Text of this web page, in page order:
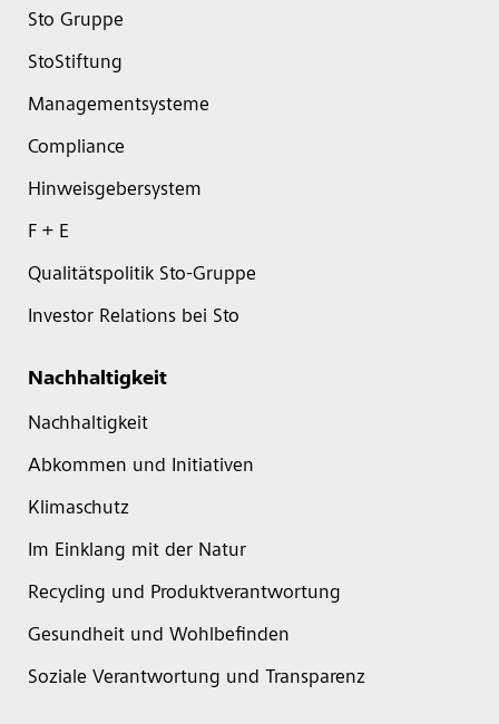
Sto Gruppe
StoStiftung
Managementsysteme
Compliance
Hinweisgebersystem
F + E
Qualitätspolitik Sto-Gruppe
Investor Relations bei Sto
Nachhaltigkeit
Nachhaltigkeit
Abkommen und Initiativen
Klimaschutz
Im Einklang mit der Natur
Recycling und Produktverantwortung
Gesundheit und Wohlbefinden
Soziale Verantwortung und Transparenz